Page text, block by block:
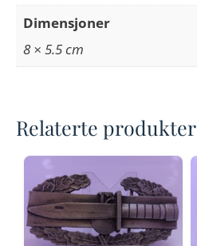
Dimensjoner
8 × 5.5 cm
Relaterte produkter